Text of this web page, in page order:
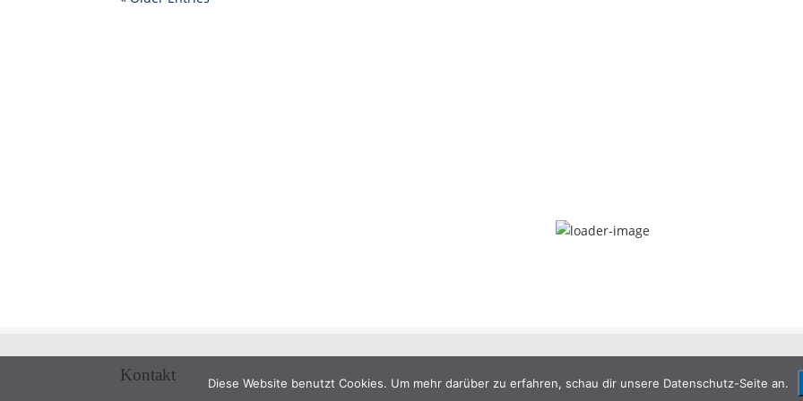
Kontakt Diese Website benutzt Cookies. Um mehr darüber zu erfahren, schau dir unsere Datenschutz-Seite an.